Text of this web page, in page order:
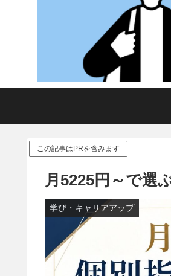
この記事はPRを含みます
月5225円～で選
学び・キャリアアップ